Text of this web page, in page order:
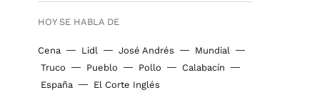
HOY SE HABLA DE
Cena Lidl José Andrés
Mundial
Truco
Pueblo Pollo
Calabacín
España
El Corte Inglés